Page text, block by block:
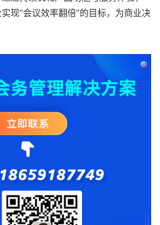
现“会议效率翻倍”的目标，为商业决